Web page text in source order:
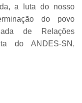
a luta do nosso
do povo
de Relações
do ANDES-SN,